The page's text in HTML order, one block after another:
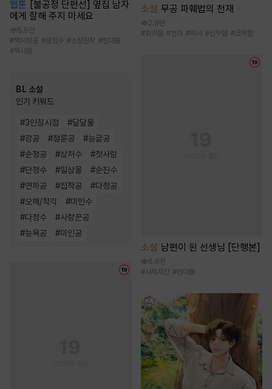
웹툰 [불공정 단편선] 옆집 남자
에게 잘해 주지 마세요
5.9만
#짝사랑공 #굴림수 #소설원작 #현대물
#짝사랑
BL 소설
인기 키워드
#3인칭시점 #달달물
#강공 #절륜공 #능글공
#순정공 #상처수 #첫사랑
#단정수 #일상물 #순진수
#연하공 #집착공 #다정공
#오해/착각 #미인수
#다정수 #사랑꾼공
#능욕공 #미인공
소설 무공 파훼법의 천재
2.9만
#회귀물 #천마 #학사 #신무협 #코믹함
소설 남편이 된 선생님 [단행본]
6.6천
#사제지간 #현대물